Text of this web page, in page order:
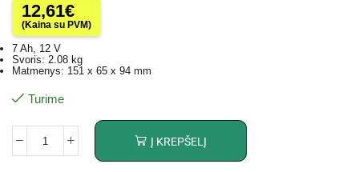
12,61€
(Kaina su PVM)
7 Ah, 12 V
Svoris: 2.08 kg
Matmenys: 151 x 65 x 94 mm
Turime
Į KREPŠELĮ